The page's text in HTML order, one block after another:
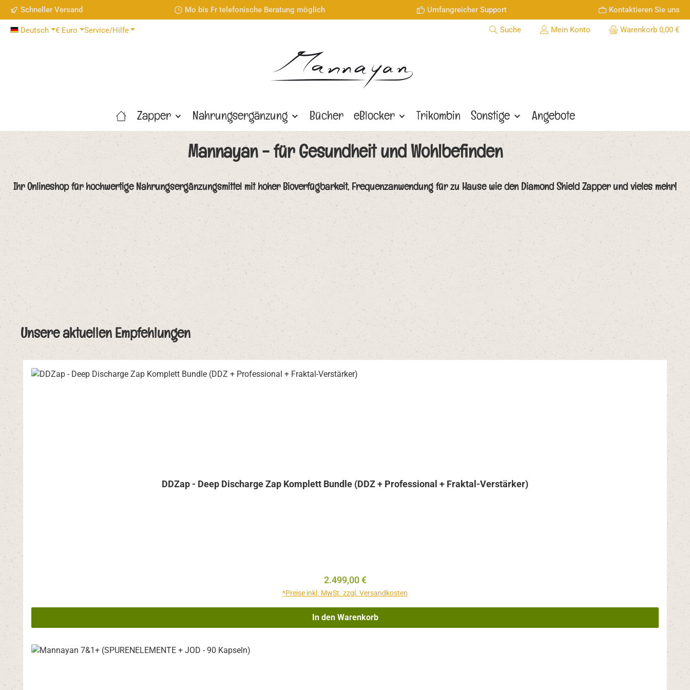
Hauptinhalt springen
Zur Suche springen
Zur Hauptnavigation springen
Schneller Versand Mo bis Fr telefonische Beratung möglich Umfangreicher Support Kontaktieren Sie uns
Deutsch € Euro Service/Hilfe Suche Mein Konto Warenkorb 0,00 €
Zapper Nahrungsergänzung Bücher eBlocker Trikombin Sonstige Angebote
Mannayan - für Gesundheit und Wohlbefinden
Ihr Onlineshop für hochwertige Nahrungsergänzungsmittel mit hoher Bioverfügbarkeit, Frequenzanwendung für zu Hause wie den Diamond Shield Zapper und vieles mehr!
Bildergalerie überspringen
Bildergalerie überspringen
Bildergalerie überspringen
Unsere aktuellen Empfehlungen
DDZap - Deep Discharge Zap Komplett Bundle (DDZ + Professional + Fraktal-Verstärker)
Regulärer Preis:
2.499,00 €
*Preise inkl. MwSt. zzgl. Versandkosten
In den Warenkorb